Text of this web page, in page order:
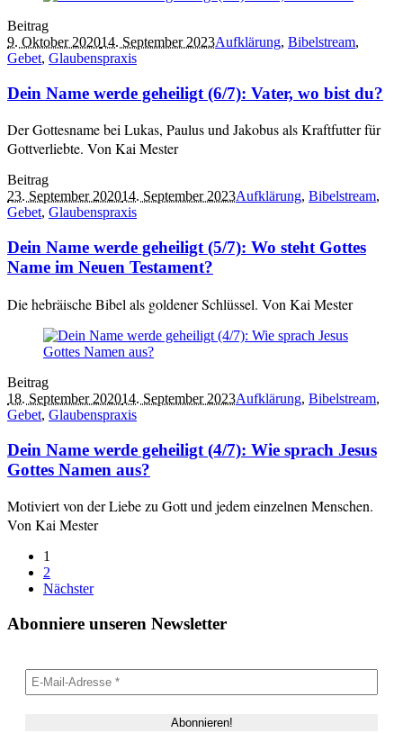
Beitrag
9. Oktober 202014. September 2023Aufklärung, Bibelstream,
Gebet, Glaubenspraxis
Dein Name werde geheiligt (6/7): Vater, wo bist du?
Der Gottesname bei Lukas, Paulus und Jakobus als Kraftfutter für
Gottverliebte. Von Kai Mester
Beitrag
23. September 202014. September 2023Aufklärung, Bibelstream,
Gebet, Glaubenspraxis
Dein Name werde geheiligt (5/7): Wo steht Gottes
Name im Neuen Testament?
Die hebräische Bibel als goldener Schlüssel. Von Kai Mester
Beitrag
18. September 202014. September 2023Aufklärung, Bibelstream,
Gebet, Glaubenspraxis
Dein Name werde geheiligt (4/7): Wie sprach Jesus
Gottes Namen aus?
Motiviert von der Liebe zu Gott und jedem einzelnen Menschen.
Von Kai Mester
1
2
Nächster
Abonniere unseren Newsletter